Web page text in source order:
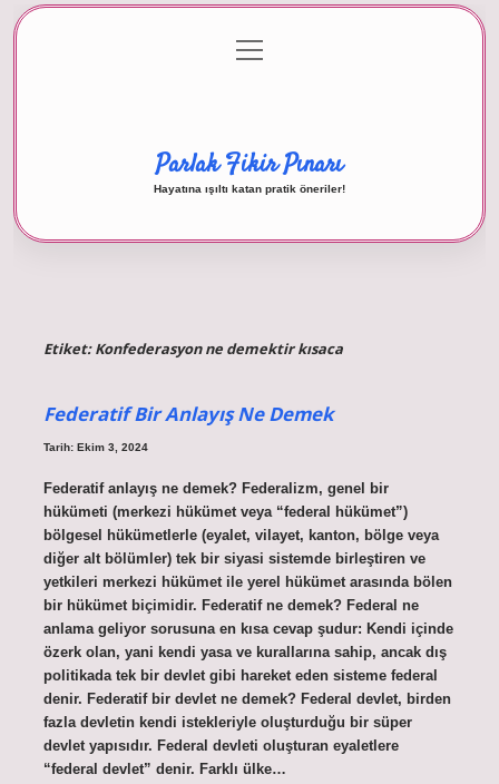
Gizlilik Politikası
menüyü
aç
Parlak Fikir Pınarı
Hayatına ışıltı katan pratik öneriler!
Etiket:Konfederasyon ne demektir kısaca
Federatif Bir Anlayış Ne Demek
Tarih: Ekim 3, 2024
Federatif anlayış ne demek? Federalizm, genel bir
hükümeti (merkezi hükümet veya “federal hükümet”)
bölgesel hükümetlerle (eyalet, vilayet, kanton, bölge veya
diğer alt bölümler) tek bir siyasi sistemde birleştiren ve
yetkileri merkezi hükümet ile yerel hükümet arasında bölen
bir hükümet biçimidir. Federatif ne demek? Federal ne
anlama geliyor sorusuna en kısa cevap şudur: Kendi içinde
özerk olan, yani kendi yasa ve kurallarına sahip, ancak dış
politikada tek bir devlet gibi hareket eden sisteme federal
denir. Federatif bir devlet ne demek? Federal devlet, birden
fazla devletin kendi istekleriyle oluşturduğu bir süper
devlet yapısıdır. Federal devleti oluşturan eyaletlere
“federal devlet” denir. Farklı ülke…